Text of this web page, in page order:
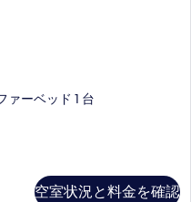
ァーベッド 1 台
空室状況と料金を確認